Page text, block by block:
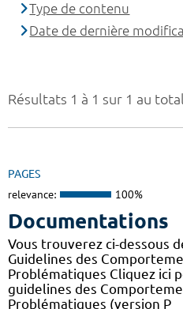
Résultats 1 à 1 sur 1 au total
PAGES
relevance: 100%
Documentations
Vous trouverez ci-dessous
Guidelines des
Problématiques Cliquez ici
guidelines des
Problématiques (version P
Type de contenu
Date de dernière